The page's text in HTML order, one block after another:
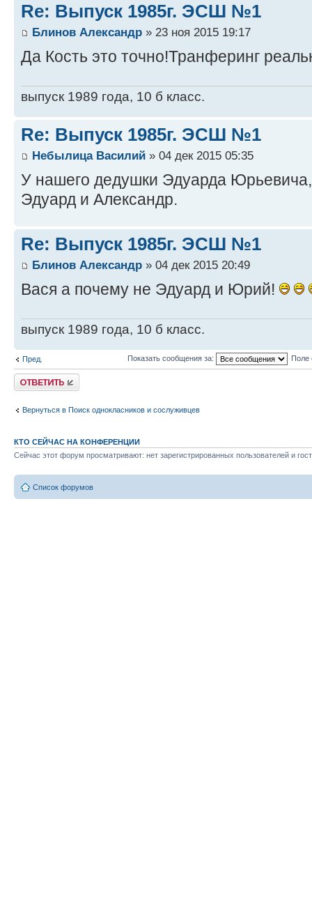
Re: Выпуск 1985г. ЭСШ №1
Блинов Александр » 23 ноя 2015 19:17
Да Кость это точно!Транферинг
выпуск 1989 года, 10 б класс.
Re: Выпуск 1985г. ЭСШ №1
Небылица Василий » 04 дек 2015 05:35
У нашего дедушки Эдуарда
Эдуард и Александр.
Re: Выпуск 1985г. ЭСШ №1
Блинов Александр » 04 дек 2015 20:49
Вася а почему не Эдуард и Юрий!
выпуск 1989 года, 10 б класс.
Пред. Показать сообщения за: Поле
Ответить
Вернуться в Поиск однокласников и сослуживцев
КТО СЕЙЧАС НА КОНФЕРЕНЦИИ
Сейчас этот форум просматривают: нет зарегистрированных пользователей и
Список форумов